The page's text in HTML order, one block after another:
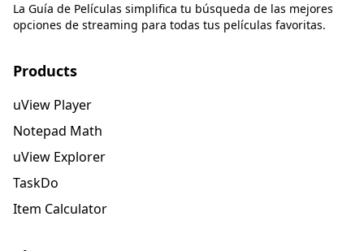
La Guía de Películas simplifica tu búsqueda de las mejores
opciones de streaming para todas tus películas favoritas.
Products
uView Player
Notepad Math
uView Explorer
TaskDo
Item Calculator